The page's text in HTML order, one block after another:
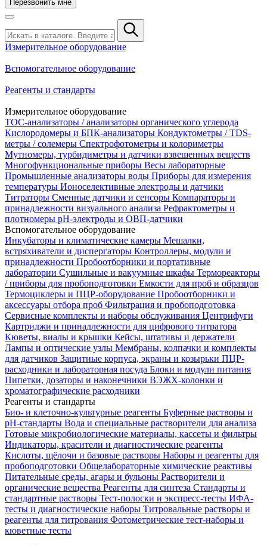
Перезвонить мне
Измерительное оборудование
Вспомогательное оборудование
Реагенты и стандарты
Измерительное оборудование
TOC-анализаторы / анализаторы органического углерода
Кислородомеры и БПК-анализаторы Кондуктометры / TDS-
метры / солемеры Спектрофотометры и колориметры
Мутномеры, турбидиметры и датчики взвешенных веществ
Многофункциональные приборы Весы лабораторные
Промышленные анализаторы воды Приборы для измерения
температуры Ионоселективные электроды и датчики
Титраторы Сменные датчики и сенсоры Компараторы и
принадлежности визуального анализа Рефрактометры и
плотномеры pH-электроды и ОВП-датчики
Вспомогательное оборудование
Инкубаторы и климатические камеры Мешалки,
встряхиватели и диспергаторы Контроллеры, модули и
принадлежности Пробоотборники и портативные
лаборатории Сушильные и вакуумные шкафы Термореакторы
/ приборы для пробоподготовки Емкости для проб и образцов
Термоциклеры и ПЦР-оборудование Пробоотборники и
аксессуары отбора проб Фильтрация и пробоподготовка
Сервисные комплекты и наборы обслуживания Центрифуги
Картриджи и принадлежности для цифрового титратора
Кюветы, виалы и крышки Кейсы, штативы и держатели
Лампы и оптические узлы Мембраны, колпачки и комплекты
для датчиков Защитные корпуса, экраны и козырьки ПЦР-
расходники и лабораторная посуда Блоки и модули питания
Пипетки, дозаторы и наконечники ВЭЖХ-колонки и
хроматографические расходники
Реагенты и стандарты
Био- и клеточно-культурные реагенты Буферные растворы и
pH-стандарты Вода и специальные растворители для анализа
Готовые микробиологические материалы, кассеты и фильтры
Индикаторы, красители и диагностические реагенты
Кислоты, щёлочи и базовые растворы Наборы и реагенты для
пробоподготовки Общелабораторные химические реактивы
Питательные среды, агары и бульоны Растворители и
органические вещества Реагенты для синтеза Стандарты и
стандартные растворы Тест-полоски и экспресс-тесты ИФА-
тесты и диагностические наборы Титровальные растворы и
реагенты для титрования Фотометрические тест-наборы и
кюветные тесты